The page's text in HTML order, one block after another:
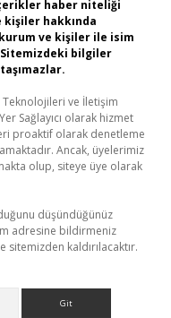
haber niteliği
kişiler hakkında
ve kişiler ile isim
bilgiler
Teknolojileri ve İletişim
Sağlayıcı olarak hizmet
proaktif olarak denetleme
Ancak, üyelerimiz
olup, siteye üye olarak
düşündüğünüz
adresine bildirmeniz
kaldırılacaktır.